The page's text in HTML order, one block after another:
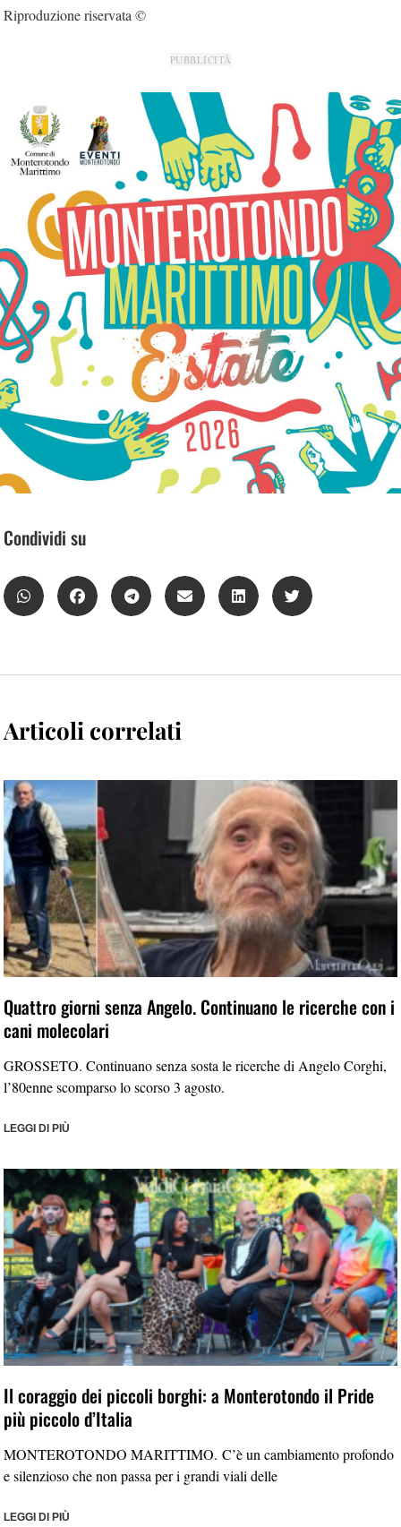
Riproduzione riservata ©
PUBBLICITÀ
Condividi su
Articoli correlati
Quattro giorni senza Angelo. Continuano le ricerche con i
cani molecolari
GROSSETO. Continuano senza sosta le ricerche di Angelo Corghi,
l’80enne scomparso lo scorso 3 agosto.
LEGGI DI PIÙ
Il coraggio dei piccoli borghi: a Monterotondo il Pride
più piccolo d’Italia
MONTEROTONDO MARITTIMO. C’è un cambiamento profondo
e silenzioso che non passa per i grandi viali delle
LEGGI DI PIÙ